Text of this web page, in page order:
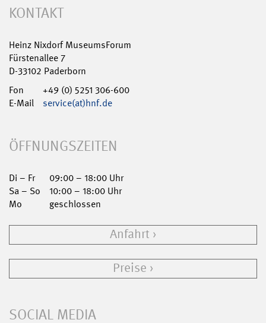
KONTAKT
Heinz Nixdorf MuseumsForum
Fürstenallee 7
D-33102 Paderborn
Fon
+49 (0) 5251 306-600
E-Mail
service(at)hnf.de
ÖFFNUNGSZEITEN
Di – Fr
09:00 – 18:00 Uhr
Sa – So
10:00 – 18:00 Uhr
Mo
geschlossen
Anfahrt
Preise
SOCIAL MEDIA